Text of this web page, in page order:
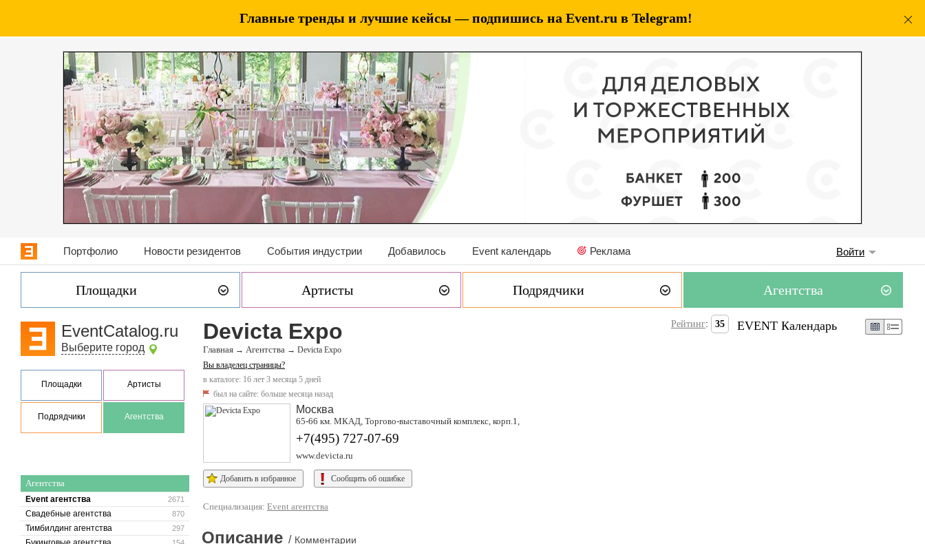
Главные тренды и лучшие кейсы — подпишись на Event.ru в Telegram!
Портфолио Новости резидентов События индустрии Добавилось Event календарь Реклама Войти
Площадки Артисты Подрядчики Агентства
EventCatalog.ru
Выберите город
Площадки Артисты
Подрядчики Агентства
Агентства
2671
Event агентства
870
Свадебные агентства
297
Тимбилдинг агентства
Devicta Expo
Главная → Агентства → Devicta Expo
Вы владелец страницы?
в каталоге: 16 лет 3 месяца 5 дней
был на сайте: больше месяца назад
Рейтинг: 35
Москва
65-66 км. МКАД, Торгово-выставочный комплекс, корп.1,
+7(495) 727-07-69
www.devicta.ru
Добавить в избранное Сообщить об ошибке
Специализация: Event агентства
Описание / Комментарии
EVENT Календарь